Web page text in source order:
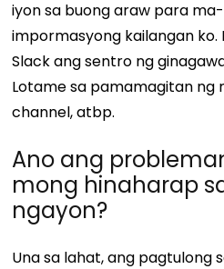
iyon sa buong araw para
impormasyong kailangan ko.
Slack ang sentro ng
Lotame sa pamamagitan ng
channel, atbp.
Ano ang
mong hinaharap
ngayon?
Una sa lahat, ang pagtulong